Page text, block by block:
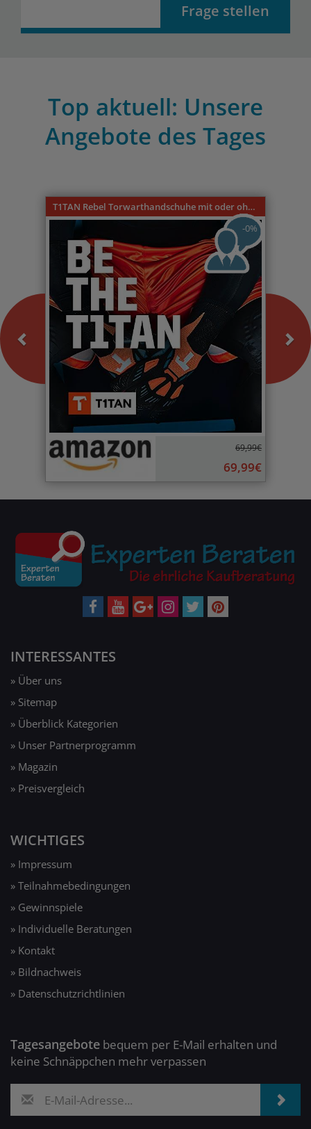
Frage stellen
Top aktuell: Unsere
Angebote des Tages
T1TAN Rebel Torwarthandschuhe mit oder ohne Fingerschutz
-0%
69,99€
69,99€
INTERESSANTES
» Über uns
» Sitemap
» Überblick Kategorien
» Unser Partnerprogramm
» Magazin
» Preisvergleich
WICHTIGES
» Impressum
» Teilnahmebedingungen
» Gewinnspiele
» Individuelle Beratungen
» Kontakt
» Bildnachweis
» Datenschutzrichtlinien
Tagesangebote bequem per E-Mail erhalten und
keine Schnäppchen mehr verpassen